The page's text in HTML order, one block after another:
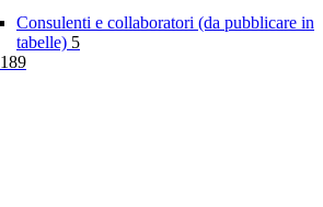
Consulenti e collaboratori (da pubblicare in
tabelle) 5
189